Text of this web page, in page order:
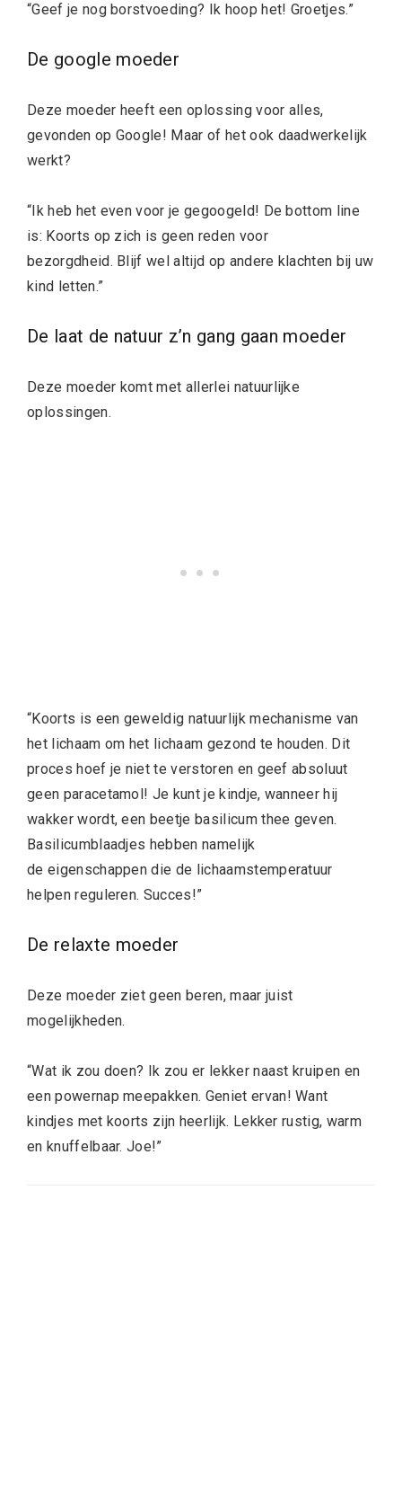
“Geef je nog borstvoeding? Ik hoop het! Groetjes.”
De google moeder
Deze moeder heeft een oplossing voor alles,
gevonden op Google! Maar of het ook daadwerkelijk
werkt?
“Ik heb het even voor je gegoogeld! De bottom line
is: Koorts op zich is geen reden voor
bezorgdheid. Blijf wel altijd op andere klachten bij uw
kind letten.”
De laat de natuur z’n gang gaan moeder
Deze moeder komt met allerlei natuurlijke
oplossingen.
“Koorts is een geweldig natuurlijk mechanisme van
het lichaam om het lichaam gezond te houden. Dit
proces hoef je niet te verstoren en geef absoluut
geen paracetamol! Je kunt je kindje, wanneer hij
wakker wordt, een beetje basilicum thee geven.
Basilicumblaadjes hebben namelijk
de eigenschappen die de lichaamstemperatuur
helpen reguleren. Succes!”
De relaxte moeder
Deze moeder ziet geen beren, maar juist
mogelijkheden.
“Wat ik zou doen? Ik zou er lekker naast kruipen en
een powernap meepakken. Geniet ervan! Want
kindjes met koorts zijn heerlijk. Lekker rustig, warm
en knuffelbaar. Joe!”